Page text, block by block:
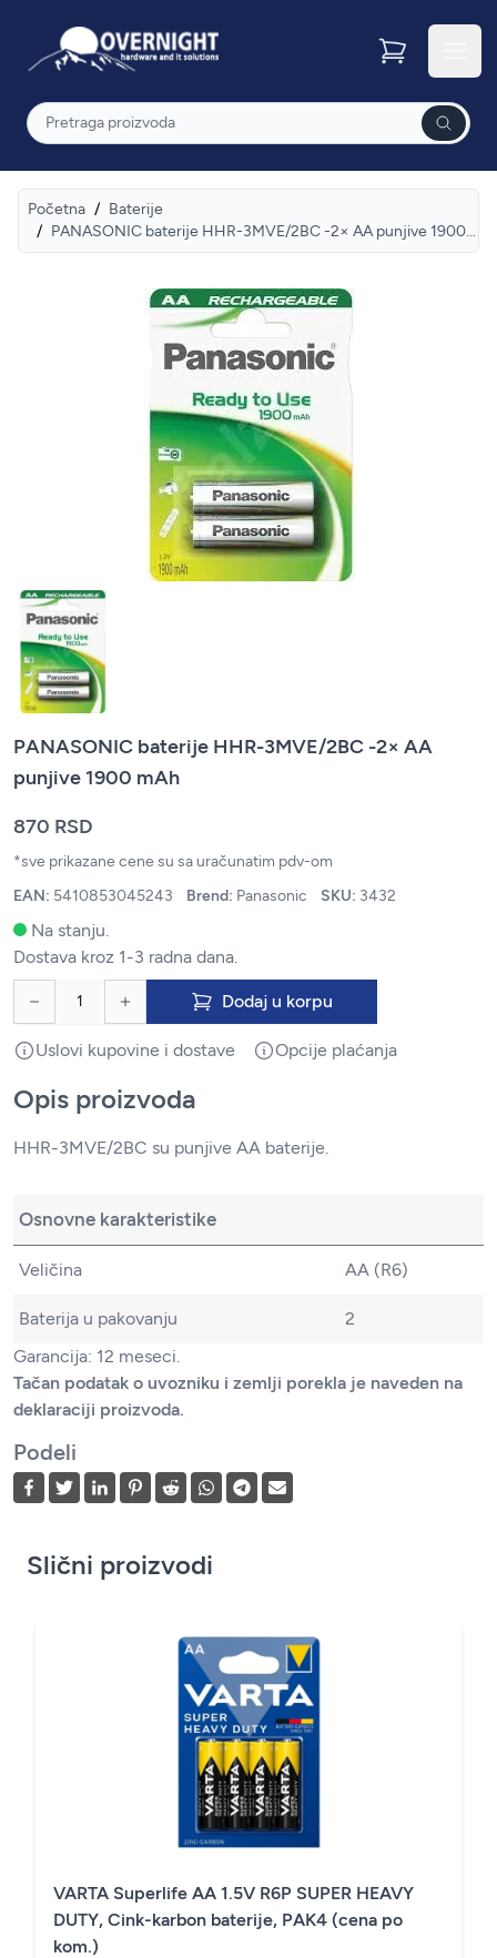
Overnight
Pretraga
Početna / Baterije
/
PANASONIC baterije HHR-3MVE/2BC -2× AA punjive 1900 mAh
PANASONIC baterije HHR-3MVE/2BC -2× AA
punjive 1900 mAh
870 RSD
*sve prikazane cene su sa uračunatim pdv-om
EAN: 5410853045243 Brend: Panasonic SKU: 3432
Na stanju.
Dostava kroz 1-3 radna dana.
Dodaj u korpu
Uslovi kupovine i dostave Opcije plaćanja
Opis proizvoda
HHR-3MVE/2BC su punjive AA baterije.
Osnovne karakteristike
Veličina AA (R6)
Baterija u pakovanju
2
Garancija: 12 meseci.
Tačan podatak o uvozniku i zemlji porekla je naveden na
deklaraciji proizvoda.
Podeli
Slični proizvodi
VARTA Superlife AA 1.5V R6P SUPER HEAVY
DUTY, Cink-karbon baterije, PAK4 (cena po
kom.)